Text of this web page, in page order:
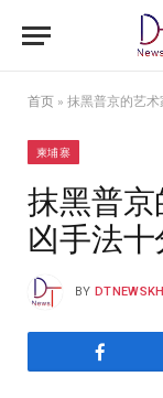
首页 » 抹黑普京的艺
柬埔寨
抹黑普
凶手法
BY